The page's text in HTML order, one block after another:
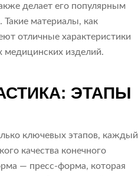
делает его популярным
Такие материалы, как
отличные характеристики
медицинских изделий.
ЭТАПЫ
ключевых этапов, каждый
качества конечного
— пресс-форма, которая